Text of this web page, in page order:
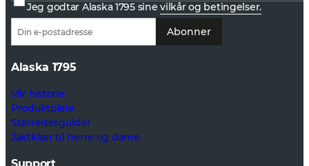
Jeg godtar Alaska 1795 sinevilkår og betingelser.
Abonner
Alaska 1795
Vår historie
Produktpleie
Størrelsesguider
Jaktklær til herre og dame